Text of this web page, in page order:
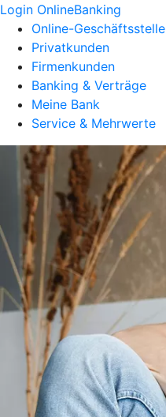
Login OnlineBanking
Online-Geschäftsstelle
Privatkunden
Firmenkunden
Banking & Verträge
Meine Bank
Service & Mehrwerte